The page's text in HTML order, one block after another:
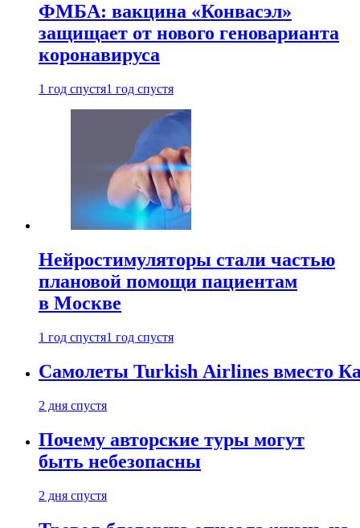
ФМБА: вакцина «Конвасэл»
защищает от нового геноварианта
коронавируса
1 год спустя1 год спустя
Нейростимуляторы стали частью
плановой помощи пациентам
в Москве
1 год спустя1 год спустя
Самолеты Turkish Airlines вместо
2 дня спустя
Почему авторские туры могут
быть небезопасны
2 дня спустя